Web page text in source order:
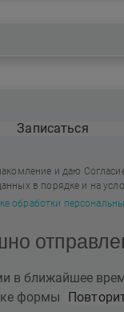
Записаться
и даю
в порядке и на
обработки
в ближайшее
формы